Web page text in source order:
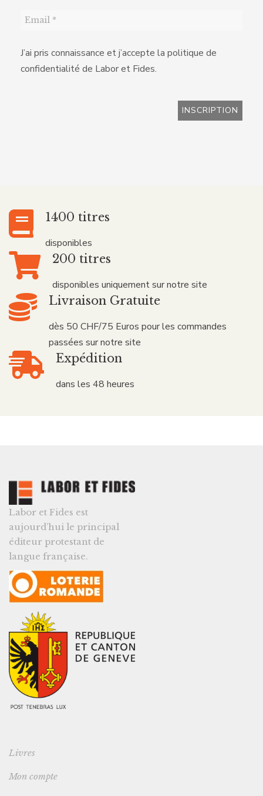
J’ai pris connaissance et j’accepte la politique de
confidentialité de Labor et Fides.
1400 titres
disponibles
200 titres
disponibles uniquement sur notre site
Livraison Gratuite
dès 50 CHF/75 Euros pour les commandes
passées sur notre site
Expédition
dans les 48 heures
Labor et Fides est
aujourd’hui le principal
éditeur protestant de
langue française.
Livres
Mon compte